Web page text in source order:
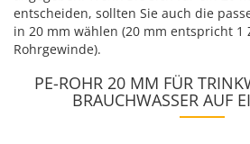
entscheiden, sollten Sie auch die
in 20 mm wählen (20 mm entspricht 1
Rohrgewinde).
PE-ROHR 20 MM FÜR
BRAUCHWASSER AUF